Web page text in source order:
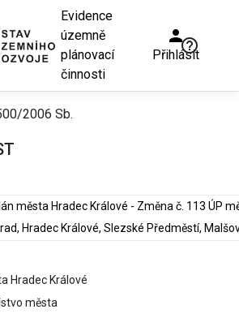
Evidence
územně
plánovací
činnosti
person
Přihlásit
help_outline
2006 Sb.
Hradec Králové
města